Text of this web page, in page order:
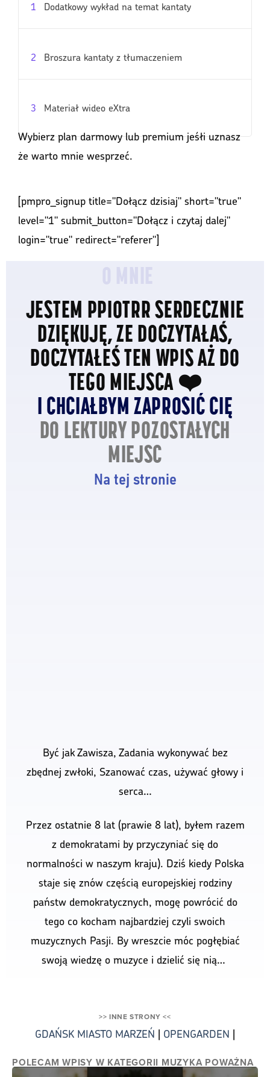
1 Dodatkowy wykład na temat kantaty
2 Broszura kantaty z tłumaczeniem
3 Materiał wideo eXtra
Wybierz plan darmowy lub premium jeśłi uznasz
że warto mnie wesprzeć.
[pmpro_signup title="Dołącz dzisiaj" short="true"
level="1" submit_button="Dołącz i czytaj dalej"
login="true" redirect="referer"]
JESTEM PPIOTRR SERDECZNIE
DZIĘKUJĘ, ZE DOCZYTAŁAŚ,
DOCZYTAŁEŚ TEN WPIS AŻ DO
TEGO MIEJSCA ❤️
I CHCIAŁBYM ZAPROSIĆ CIĘ
DO LEKTURY POZOSTAŁYCH
MIEJSC
Na tej stronie
Być jak Zawisza, Zadania wykonywać bez
zbędnej zwłoki, Szanować czas, używać głowy i
serca…
Przez ostatnie 8 lat (prawie 8 lat), byłem razem
z demokratami by przyczyniać się do
normalności w naszym kraju). Dziś kiedy Polska
staje się znów częścią europejskiej rodziny
państw demokratycznych, mogę powrócić do
tego co kocham najbardziej czyli swoich
muzycznych Pasji. By wreszcie móc pogłębiać
swoją wiedzę o muzyce i dzielić się nią…
>> INNE STRONY <<
GDAŃSK MIASTO MARZEŃ | OPENGARDEN |
POLECAM WPISY W KATEGORII MUZYKA POWAŻNA